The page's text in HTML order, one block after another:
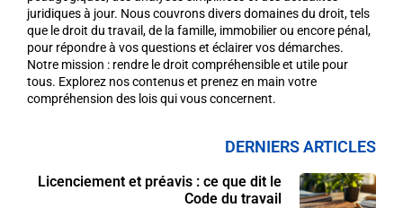
juridiques à jour. Nous couvrons divers domaines du droit, tels
que le droit du travail, de la famille, immobilier ou encore pénal,
pour répondre à vos questions et éclairer vos démarches.
Notre mission : rendre le droit compréhensible et utile pour
tous. Explorez nos contenus et prenez en main votre
compréhension des lois qui vous concernent.
DERNIERS ARTICLES
Licenciement et préavis : ce que dit le
Code du travail